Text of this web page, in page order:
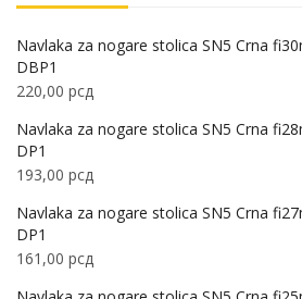
Navlaka za nogare stolica SN5 Crna
DBP1
220,00 рсд
Navlaka za nogare stolica SN5 Crna
DP1
193,00 рсд
Navlaka za nogare stolica SN5 Crna
DP1
161,00 рсд